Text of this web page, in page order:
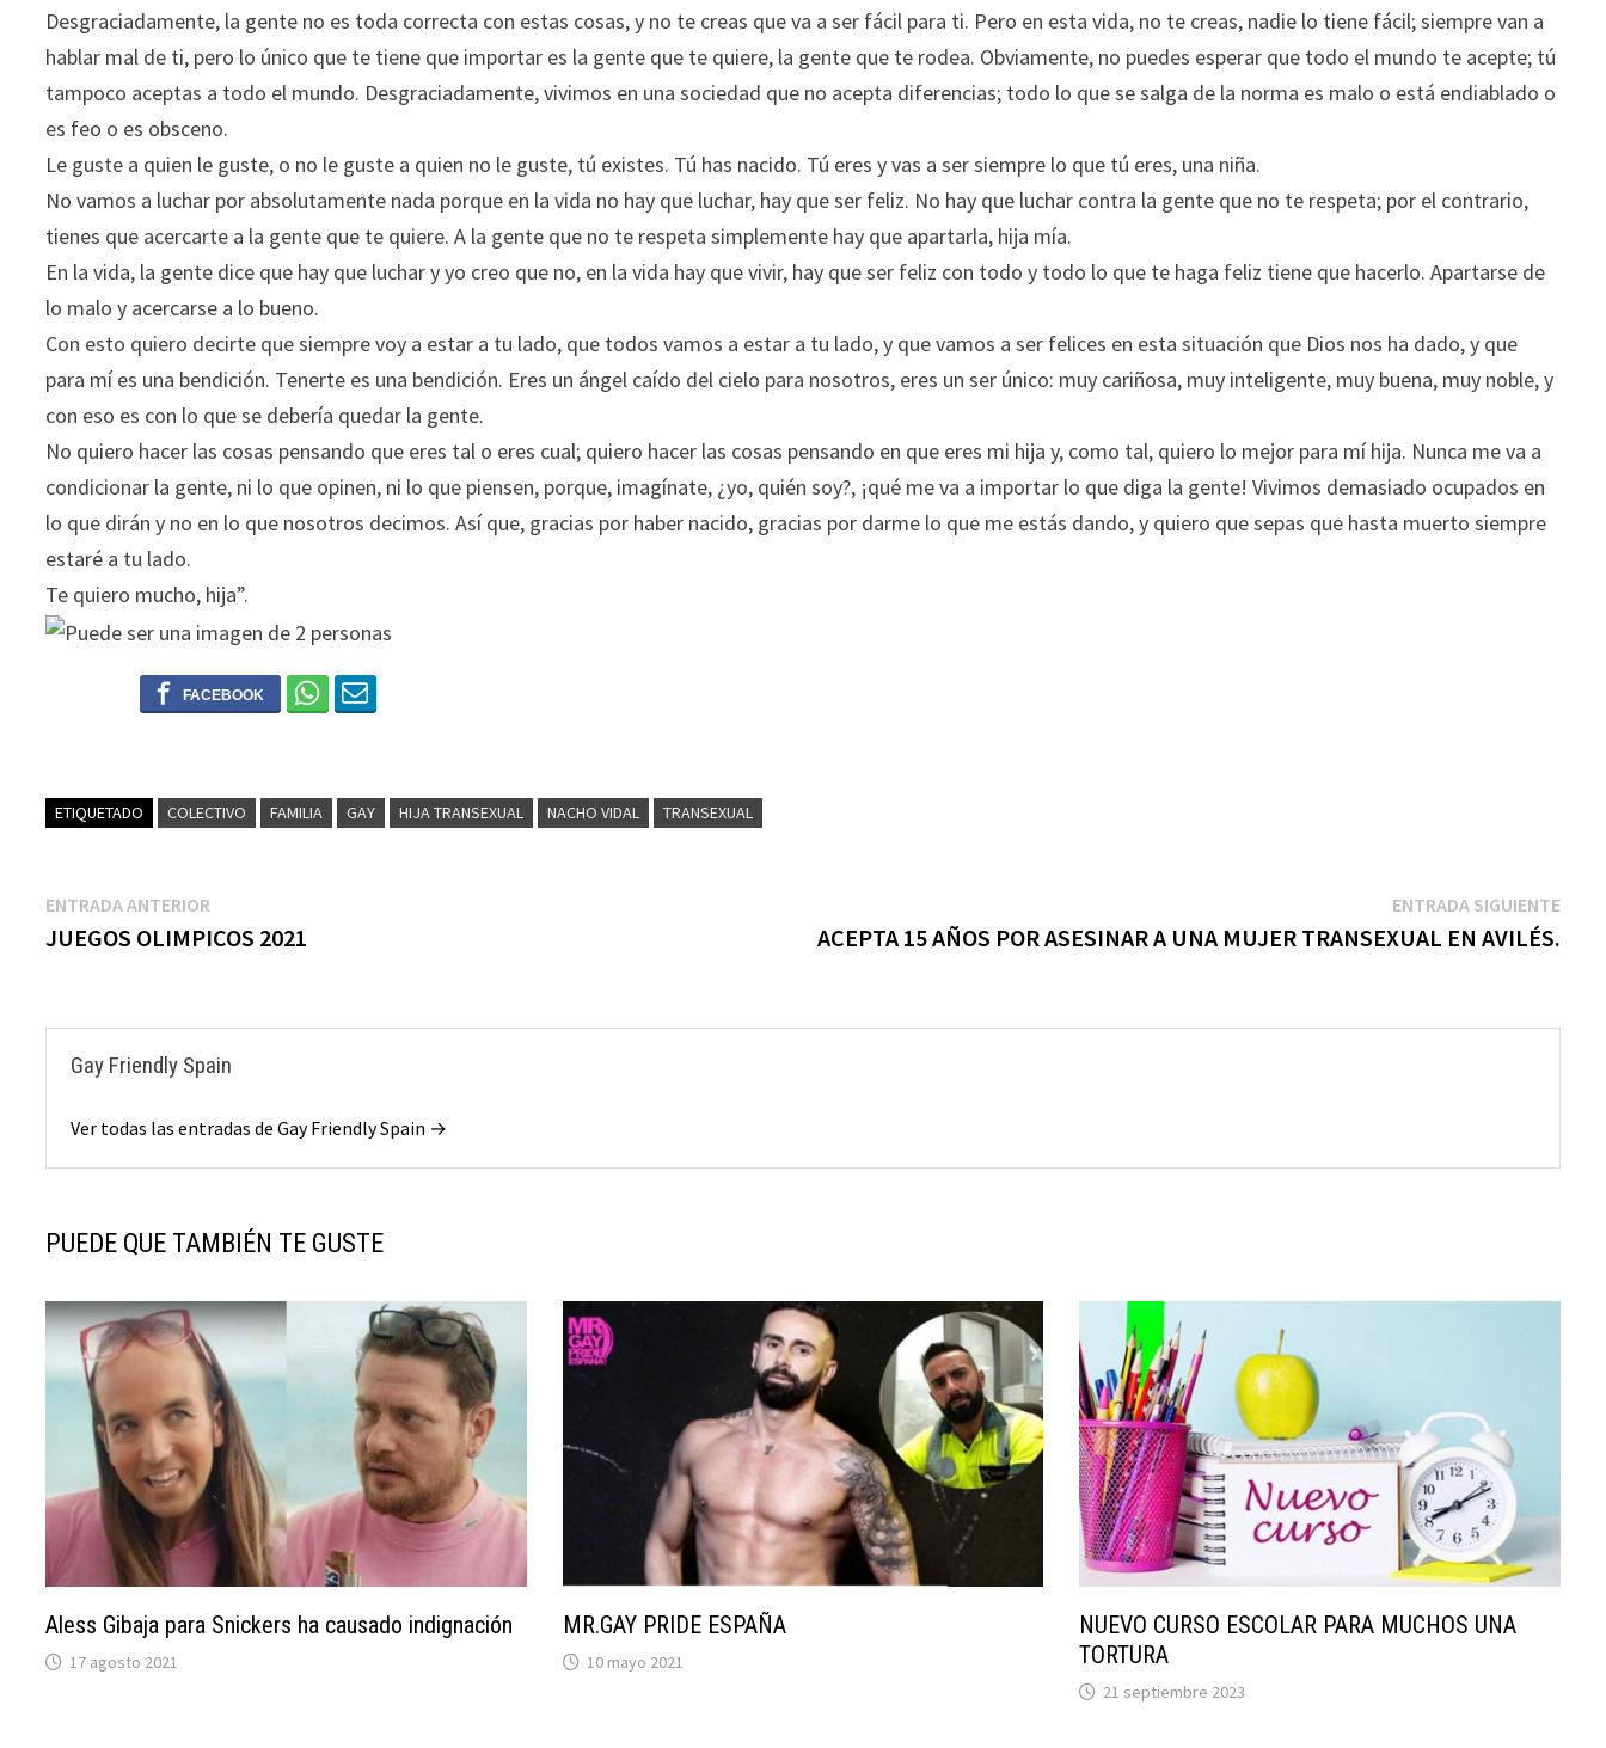
Desgraciadamente, la gente no es toda correcta con estas cosas, y no te creas que va a ser fácil para ti. Pero en esta vida, no te creas, nadie lo tiene fácil; siempre van a
hablar mal de ti, pero lo único que te tiene que importar es la gente que te quiere, la gente que te rodea. Obviamente, no puedes esperar que todo el mundo te acepte; tú
tampoco aceptas a todo el mundo. Desgraciadamente, vivimos en una sociedad que no acepta diferencias; todo lo que se salga de la norma es malo o está endiablado o
es feo o es obsceno.
Le guste a quien le guste, o no le guste a quien no le guste, tú existes. Tú has nacido. Tú eres y vas a ser siempre lo que tú eres, una niña.
No vamos a luchar por absolutamente nada porque en la vida no hay que luchar, hay que ser feliz. No hay que luchar contra la gente que no te respeta; por el contrario,
tienes que acercarte a la gente que te quiere. A la gente que no te respeta simplemente hay que apartarla, hija mía.
En la vida, la gente dice que hay que luchar y yo creo que no, en la vida hay que vivir, hay que ser feliz con todo y todo lo que te haga feliz tiene que hacerlo. Apartarse de
lo malo y acercarse a lo bueno.
Con esto quiero decirte que siempre voy a estar a tu lado, que todos vamos a estar a tu lado, y que vamos a ser felices en esta situación que Dios nos ha dado, y que
para mí es una bendición. Tenerte es una bendición. Eres un ángel caído del cielo para nosotros, eres un ser único: muy cariñosa, muy inteligente, muy buena, muy noble, y
con eso es con lo que se debería quedar la gente.
No quiero hacer las cosas pensando que eres tal o eres cual; quiero hacer las cosas pensando en que eres mi hija y, como tal, quiero lo mejor para mí hija. Nunca me va a
condicionar la gente, ni lo que opinen, ni lo que piensen, porque, imagínate, ¿yo, quién soy?, ¡qué me va a importar lo que diga la gente! Vivimos demasiado ocupados en
lo que dirán y no en lo que nosotros decimos. Así que, gracias por haber nacido, gracias por darme lo que me estás dando, y quiero que sepas que hasta muerto siempre
estaré a tu lado.
Te quiero mucho, hija”.
ETIQUETADO COLECTIVO FAMILIA GAY HIJA TRANSEXUAL NACHO VIDAL TRANSEXUAL
ENTRADA ANTERIOR
JUEGOS OLIMPICOS 2021
ENTRADA SIGUIENTE
ACEPTA 15 AÑOS POR ASESINAR A UNA MUJER TRANSEXUAL EN AVILÉS.
Gay Friendly Spain
Ver todas las entradas de Gay Friendly Spain →
PUEDE QUE TAMBIÉN TE GUSTE
Aless Gibaja para Snickers ha causado indignación
17 agosto 2021
MR.GAY PRIDE ESPAÑA
10 mayo 2021
NUEVO CURSO ESCOLAR PARA MUCHOS UNA
TORTURA
21 septiembre 2023